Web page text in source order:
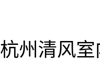
杭州清风